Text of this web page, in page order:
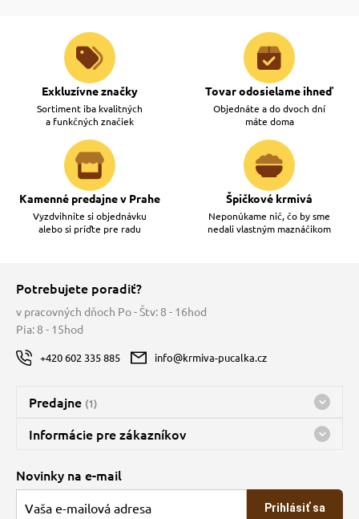
Exkluzívne značky
Sortiment iba kvalitných
a funkčných značiek
Tovar odosielame ihneď
Objednáte a do dvoch dní
máte doma
Kamenné predajne v Prahe
Vyzdvihnite si objednávku
alebo si príďte pre radu
Špičkové krmivá
Neponúkame nič, čo by sme
nedali vlastným maznáčikom
Potrebujete poradiť?
v pracovných dňoch Po - Štv: 8 - 16hod
Pia: 8 - 15hod
+420 602 335 885 info@krmiva-pucalka.cz
Predajne (1)
Predajňa a sklad Kbely
Bohužiaľ, momentálne máme zatvorené
Informácie pre zákazníkov
O spoločnosti
Veľkoobchod
Novinky na e-mail
Prihlásiť sa